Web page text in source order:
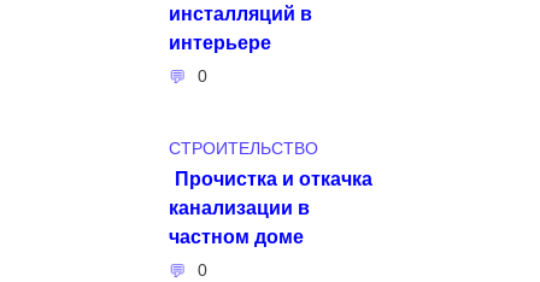
инсталляций в
интерьере
0
СТРОИТЕЛЬСТВО
Прочистка и откачка
канализации в
частном доме
0